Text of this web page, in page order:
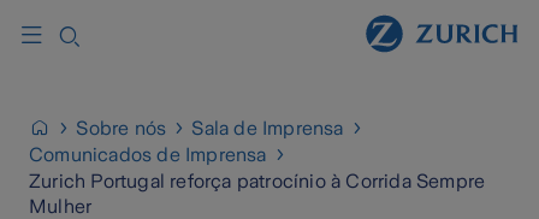
Sobre nós
Sala de Imprensa
Comunicados de Imprensa
Zurich Portugal reforça patrocínio à Corrida Sempre
Mulher